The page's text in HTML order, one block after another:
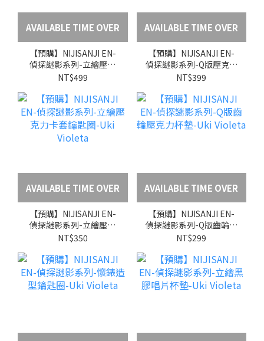
AVAILABLE TIME OVER
【預購】NIJISANJI EN-
偵探謎影系列-立繪壓克
力磚-Uki Violeta
NT$499
AVAILABLE TIME OVER
【預購】NIJISANJI EN-
偵探謎影系列-Q版壓克力
場景立牌-Uki Violeta
NT$399
AVAILABLE TIME OVER
【預購】NIJISANJI EN-
偵探謎影系列-立繪壓克
力卡套鑰匙圈-Uki
NT$350
AVAILABLE TIME OVER
【預購】NIJISANJI EN-
偵探謎影系列-Q版齒輪壓
克力杯墊-Uki Violeta
NT$299